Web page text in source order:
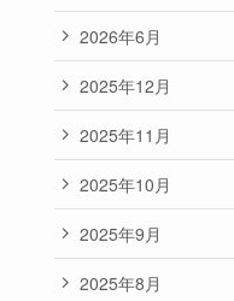
2026年6月
2025年12月
2025年11月
2025年10月
2025年9月
2025年8月